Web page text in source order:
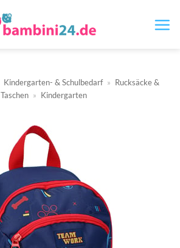
Kindergarten- & Schulbedarf » Rucksäcke &
Taschen » Kindergarten